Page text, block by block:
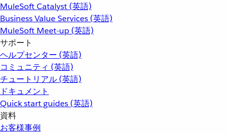
MuleSoft Catalyst (英語)
Business Value Services (英語)
MuleSoft Meet-up (英語)
サポート
ヘルプセンター (英語)
コミュニティ (英語)
チュートリアル (英語)
ドキュメント
Quick start guides (英語)
資料
お客様事例